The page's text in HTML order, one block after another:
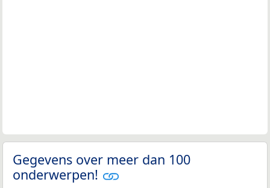
Gegevens over meer dan 100
onderwerpen!